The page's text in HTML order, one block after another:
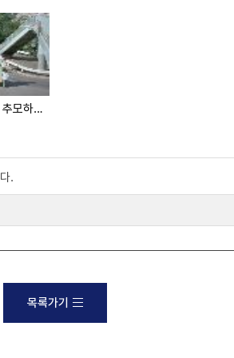
故 육영수 여사를 추모하며(부산 어린이회관 개관)
.
목록가기